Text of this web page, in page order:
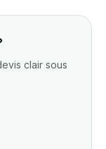
clair sous